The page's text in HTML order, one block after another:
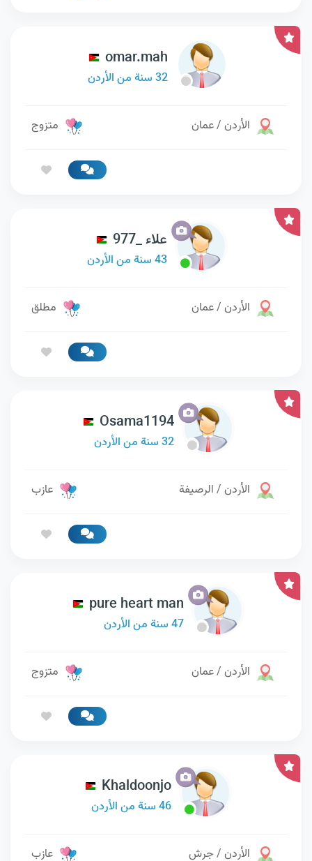
omar.mah
32 سنة من الأردن
الأردن / عمان متزوج
علاء _977
43 سنة من الأردن
الأردن / عمان مطلق
Osama1194
32 سنة من الأردن
الأردن / الرصيفة عازب
pure heart man
47 سنة من الأردن
الأردن / عمان متزوج
Khaldoonjo
46 سنة من الأردن
الأردن / جرش عازب